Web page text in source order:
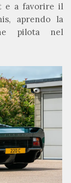
e a favorire il
aprendo la
pilota nel